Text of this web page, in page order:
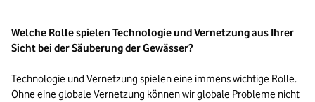
Welche Rolle spielen Technologie und Vernetzung aus Ihrer
Sicht bei der Säuberung der Gewässer?
Technologie und Vernetzung spielen eine immens wichtige Rolle.
Ohne eine globale Vernetzung können wir globale Probleme nicht